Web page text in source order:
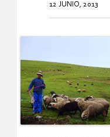
12 JUNIO, 2013